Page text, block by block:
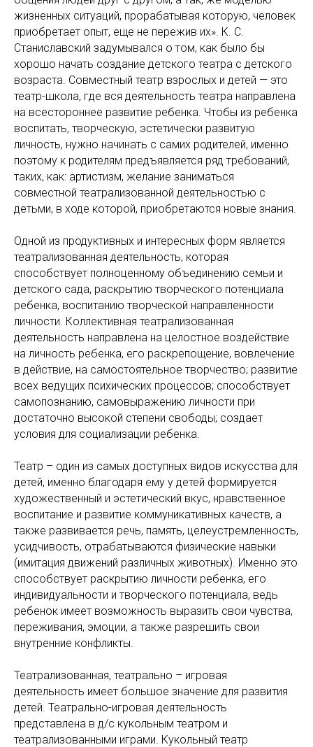
жизненных ситуаций, прорабатывая которую, человек
приобретает опыт, еще не пережив их». К. С.
Станиславский задумывался о том, как было бы
хорошо начать создание детского театра с детского
возраста. Совместный театр взрослых и детей — это
театр-школа, где вся деятельность театра направлена
на всестороннее развитие ребенка. Чтобы из ребенка
воспитать, творческую, эстетически развитую
личность, нужно начинать с самих родителей, именно
поэтому к родителям предъявляется ряд требований,
таких, как: артистизм, желание заниматься
совместной театрализованной деятельностью с
детьми, в ходе которой, приобретаются новые знания.
Одной из продуктивных и интересных форм является
театрализованная деятельность, которая
способствует полноценному объединению семьи и
детского сада, раскрытию творческого потенциала
ребенка, воспитанию творческой направленности
личности. Коллективная театрализованная
деятельность направлена на целостное воздействие
на личность ребенка, его раскрепощение, вовлечение
в действие, на самостоятельное творчество; развитие
всех ведущих психических процессов; способствует
самопознанию, самовыражению личности при
достаточно высокой степени свободы; создает
условия для социализации ребенка.
Театр – один из самых доступных видов искусства для
детей, именно благодаря ему у детей формируется
художественный и эстетический вкус, нравственное
воспитание и развитие коммуникативных качеств, а
также развивается речь, память, целеустремленность,
усидчивость, отрабатываются физические навыки
(имитация движений различных животных). Именно это
способствует раскрытию личности ребенка, его
индивидуальности и творческого потенциала, ведь
ребенок имеет возможность выразить свои чувства,
переживания, эмоции, а также разрешить свои
внутренние конфликты.
Театрализованная, театрально – игровая
деятельность имеет большое значение для развития
детей. Театрально-игровая деятельность
представлена в д/с кукольным театром и
театрализованными играми. Кукольный театр